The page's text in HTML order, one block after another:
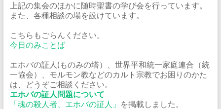
上記の集会のほかに随時聖書の学び会を行っています。
また、各種相談の場を設けています。
こちらもごらんください。
今日のみことば
エホバの証人(ものみの塔）、世界平和統一家庭連合（統
一協会）、モルモン教などのカルト宗教でお困りのかた
は、どうぞご相談ください。
エホバの証人問題について
「魂の殺人者、エホバの証人」 を掲載しました。